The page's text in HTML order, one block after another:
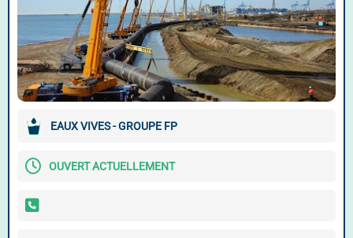
EAUX VIVES - GROUPE FP
OUVERT ACTUELLEMENT